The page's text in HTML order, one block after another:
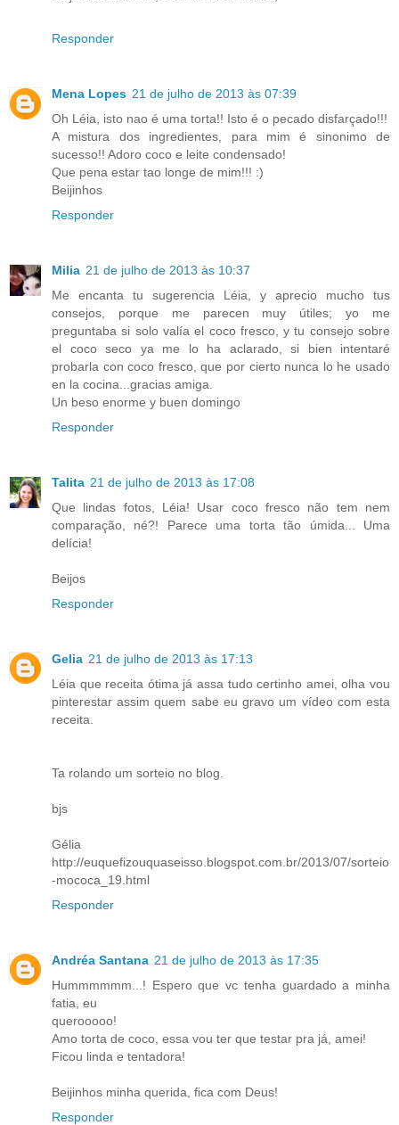
Responder
Mena Lopes 21 de julho de 2013 às 07:39
Oh Léia, isto nao é uma torta!! Isto é o pecado disfarçado!!!
A mistura dos ingredientes, para mim é sinonimo de
sucesso!! Adoro coco e leite condensado!
Que pena estar tao longe de mim!!! :)
Beijinhos
Responder
Milia 21 de julho de 2013 às 10:37
Me encanta tu sugerencia Léia, y aprecio mucho tus
consejos, porque me parecen muy útiles; yo me
preguntaba si solo valía el coco fresco, y tu consejo sobre
el coco seco ya me lo ha aclarado, si bien intentaré
probarla con coco fresco, que por cierto nunca lo he usado
en la cocina...gracias amiga.
Un beso enorme y buen domingo
Responder
Talita 21 de julho de 2013 às 17:08
Que lindas fotos, Léia! Usar coco fresco não tem nem
comparação, né?! Parece uma torta tão úmida... Uma
delícia!
Beijos
Responder
Gelia 21 de julho de 2013 às 17:13
Léia que receita ótima já assa tudo certinho amei, olha vou
pinterestar assim quem sabe eu gravo um vídeo com esta
receita.
Ta rolando um sorteio no blog.
bjs
Gélia
http://euquefizouquaseisso.blogspot.com.br/2013/07/sorteio
-mococa_19.html
Responder
Andréa Santana 21 de julho de 2013 às 17:35
Hummmmmm...! Espero que vc tenha guardado a minha
fatia, eu
querooooo!
Amo torta de coco, essa vou ter que testar pra já, amei!
Ficou linda e tentadora!
Beijinhos minha querida, fica com Deus!
Responder